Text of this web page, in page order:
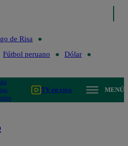
de Risa
Fútbol peruano
Dólar
TV en vivo MENÚ